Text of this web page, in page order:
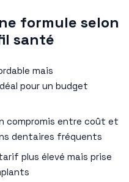
formule selon
santé
mais
pour un budget
compromis entre coût et
dentaires fréquents
plus élevé mais prise